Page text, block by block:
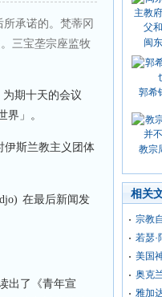
承诺的。梵蒂冈
三宝垄宗座监牧
期十天的会议
」。
伊斯兰教主义团体
在最后新闻发
出了《青年宣
闽
郭希
教宗
相关
宗教
若瑟·
美国
奥克
雅加